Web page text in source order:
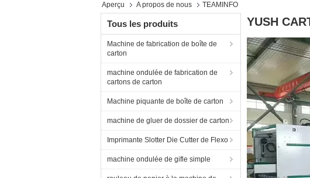
Aperçu A propos de nous TEAMINFO
Tous les produits
Machine de fabrication de boîte de
carton
machine ondulée de fabrication de
cartons de carton
Machine piquante de boîte de carton
machine de gluer de dossier de carton
Imprimante Slotter Die Cutter de Flexo
machine ondulée de gifle simple
YUSH